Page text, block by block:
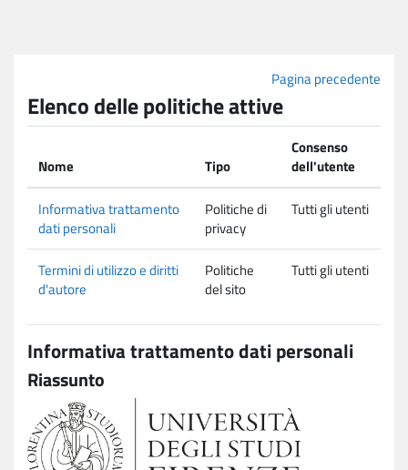
Pagina precedente
Elenco delle politiche attive
Nome Tipo
Consenso
dell'utente
Informativa trattamento
dati personali
Politiche di
privacy
Tutti gli utenti
Termini di utilizzo e diritti
d'autore
Politiche
del sito
Tutti gli utenti
Informativa trattamento dati personali
Riassunto